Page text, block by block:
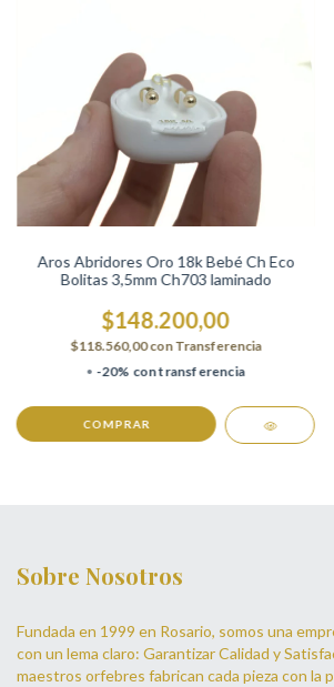
Aros Abridores Oro 18k Bebé Ch Eco
Bolitas 3,5mm Ch703 laminado
$148.200,00
$118.560,00conTransferencia
-20% con transferencia
COMPRAR
Sobre Nosotros
Fundada en 1999 en Rosario, somos una
con un lema claro: Garantizar Calidad y
maestros orfebres fabrican cada pieza con la